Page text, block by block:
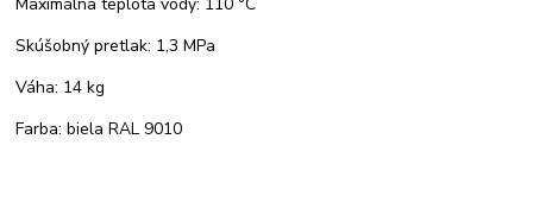
Skúšobný pretlak: 1,3 MPa
Váha: 14 kg
Farba: biela RAL 9010